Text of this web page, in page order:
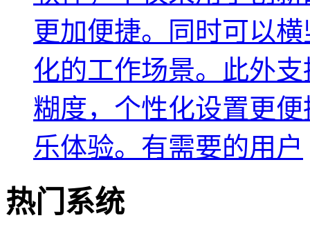
更加便捷。同时可以
化的工作场景。此外
糊度，个性化设置更
乐体验。有需要的用户
热门系统